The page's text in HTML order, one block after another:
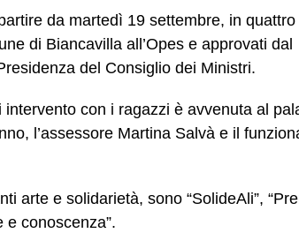
da martedì 19 settembre, in quattro
di Biancavilla all’Opes e approvati dal
del Consiglio dei Ministri.
con i ragazzi è avvenuta al
l’assessore Martina Salvà e il
arte e solidarietà, sono “SolideAli”,
e conoscenza”.